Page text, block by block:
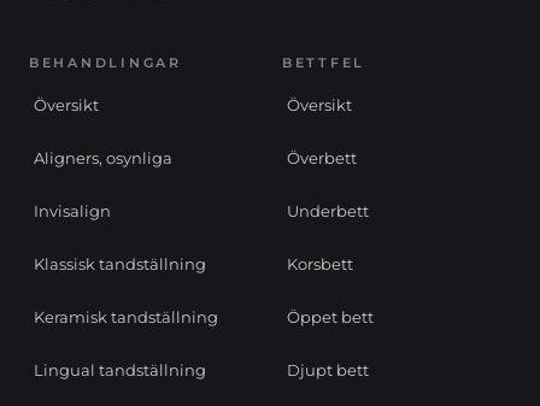
BEHANDLINGAR
Översikt
Aligners, osynliga
Invisalign
Klassisk tandställning
Keramisk tandställning
Lingual tandställning
BETTFEL
Översikt
Överbett
Underbett
Korsbett
Öppet bett
Djupt bett